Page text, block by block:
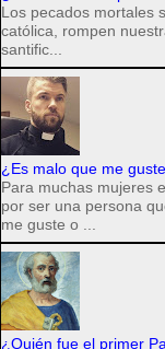
Los pecados mortales
católica, rompen
santific...
¿Es malo que me
Para muchas mujeres
por ser una persona
me guste o ...
¿Quién fue el primer